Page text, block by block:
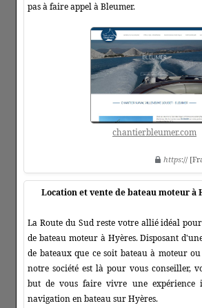
pas à faire appel à Bleumer.
chantierbleumer.com
https://
Location et vente de bateau moteur à
La Route du Sud reste votre allié idéal
de bateau moteur à Hyères. Disposant
de bateaux que ce soit bateau à moteur
notre société est là pour vous conseiller,
but de vous faire vivre une expérience
navigation en bateau sur Hyères.